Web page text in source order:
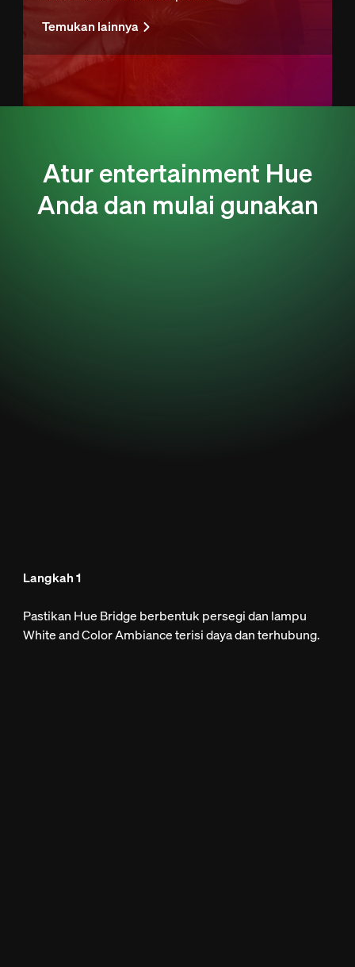
Temukan lainnya
Atur entertainment Hue
Anda dan mulai gunakan
Langkah 1
Pastikan Hue Bridge berbentuk persegi dan lampu
White and Color Ambiance terisi daya dan terhubung.